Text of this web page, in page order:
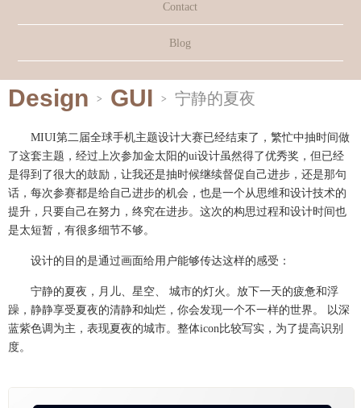
Contact
Blog
Design > GUI > 宁静的夏夜
MIUI第二届全球手机主题设计大赛已经结束了，繁忙中抽时间做
了这套主题，经过上次参加金太阳的ui设计虽然得了优秀奖，但已经
是得到了很大的鼓励，让我还是抽时候继续督促自己进步，还是那句
话，每次参赛都是给自己进步的机会，也是一个从思维和设计技术的
提升，只要自己在努力，终究在进步。这次的构思过程和设计时间也
是太短暂，有很多细节不够。
设计的目的是通过画面给用户能够传达这样的感受：
宁静的夏夜，月儿、星空、 城市的灯火。放下一天的疲惫和浮
躁，静静享受夏夜的清静和灿烂，你会发现一个不一样的世界。 以深
蓝紫色调为主，表现夏夜的城市。整体icon比较写实，为了提高识别
度。